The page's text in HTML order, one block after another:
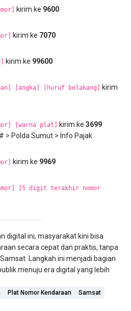
kirim ke 9600
kirim ke 7070
kirim ke 99600
[angka] [huruf belakang]
kirim
[warna plat] kirim ke 3699
> Polda Sumut > Info Pajak
kirim ke 9969
[5 digit terakhir nomor
digital ini, masyarakat kini bisa
secara cepat dan praktis, tanpa
Langkah ini menjadi bagian
menuju era digital yang lebih
Plat Nomor Kendaraan Samsat